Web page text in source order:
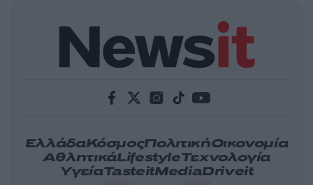
ΕλλάδαΚόσμοςΠολιτικήΟικονομία
ΑθλητικάLifestyleΤεχνολογία
ΥγείαTasteitMediaDriveit